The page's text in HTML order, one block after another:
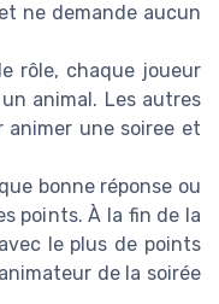
ne demande aucun
rôle, chaque joueur
animal. Les autres
une soiree et
bonne réponse ou
points. À la fin de la
le plus de points
de la soirée